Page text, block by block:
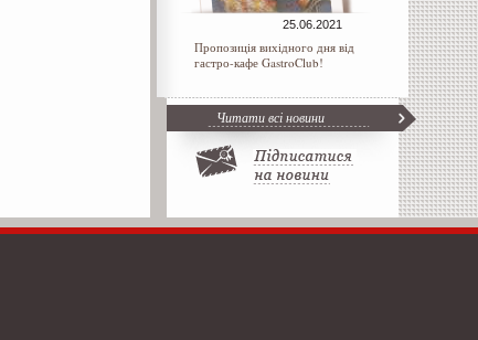
25.06.2021
Пропозиція вихідного дня від
гастро-кафе GastroClub!
Читати всі новини